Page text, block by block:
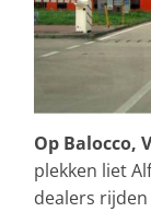
Op Balocco,
plekken liet
dealers